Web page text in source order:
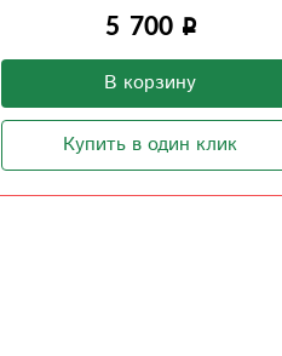
3 700
В корзину
Купить в один клик